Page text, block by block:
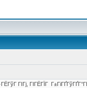
ГІГј, ГІГЁГЇГ